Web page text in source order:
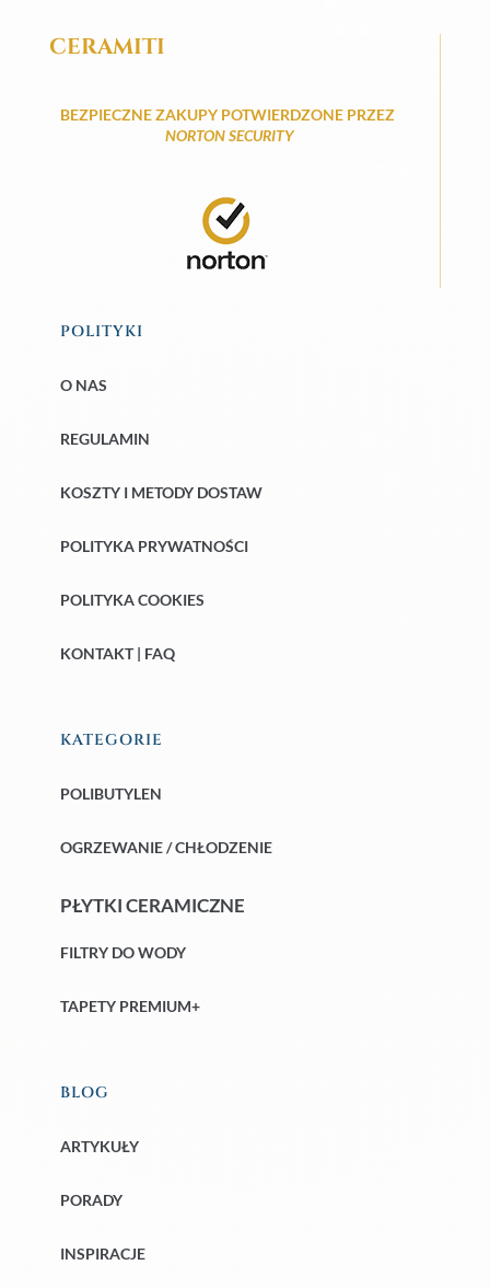
CERAMITI
BEZPIECZNE ZAKUPY POTWIERDZONE PRZEZ
NORTON SECURITY
POLITYKI
O NAS
REGULAMIN
KOSZTY I METODY DOSTAW
POLITYKA PRYWATNOŚCI
POLITYKA COOKIES
KONTAKT | FAQ
KATEGORIE
POLIBUTYLEN
OGRZEWANIE / CHŁODZENIE
PŁYTKI CERAMICZNE
FILTRY DO WODY
TAPETY PREMIUM+
BLOG
ARTYKUŁY
PORADY
INSPIRACJE